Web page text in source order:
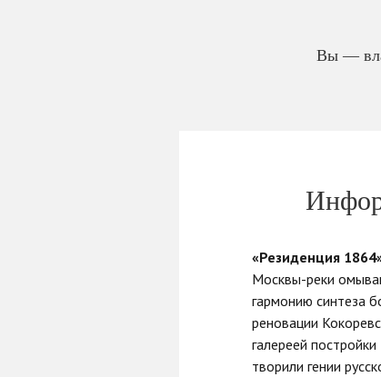
Вы —
«Резиденция
Москвы-реки
гармонию синтеза
реновации
галереей
творили гении